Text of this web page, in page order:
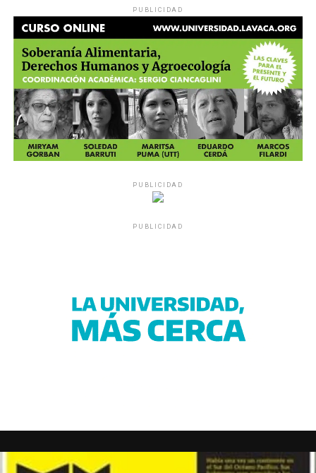
PUBLICIDAD
PUBLICIDAD
PUBLICIDAD